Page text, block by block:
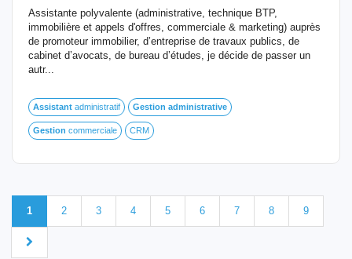
Assistante polyvalente (administrative, technique BTP,
immobilière et appels d'offres, commerciale & marketing) auprès
de promoteur immobilier, d’entreprise de travaux publics, de
cabinet d’avocats, de bureau d’études, je décide de passer un
autr...
Assistant administratif Gestion administrative
Gestion commerciale CRM
1 2 3 4 5 6 7 8 9